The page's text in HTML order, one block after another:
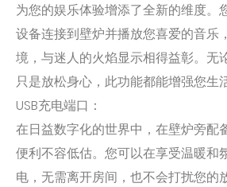
为您的娱乐体验增添了全新的维度。
设备连接到壁炉并播放您喜爱的音乐
境，与迷人的火焰显示相得益彰。无
只是放松身心，此功能都能增强您生
USB充电端口：
在日益数字化的世界中，在壁炉旁配
便利不容低估。您可以在享受温暖和
电，无需离开房间，也不会打扰您的